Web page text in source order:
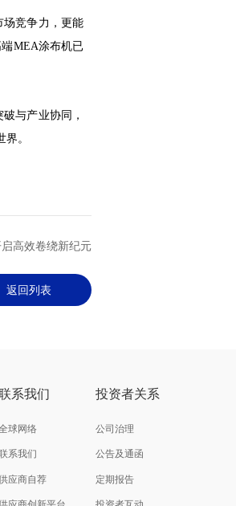
场竞争力，更能
MEA涂布机已
与产业协同，
。
高效卷绕新纪元
返回列表
系我们
球网络
系我们
应商自荐
投资者关系
公司治理
公告及通函
定期报告